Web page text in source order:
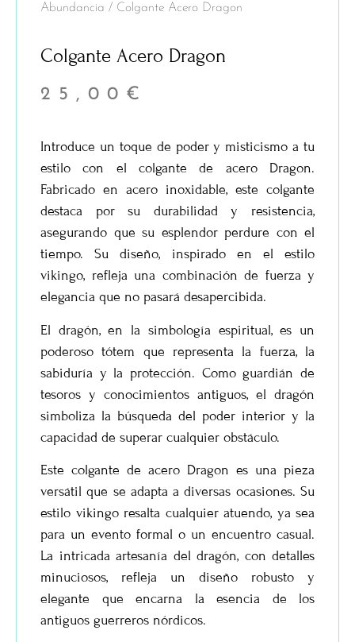
Abundancia / Colgante Acero Dragon
Colgante Acero Dragon
25,00 €
Introduce un toque de poder y misticismo a tu
estilo con el colgante de acero Dragon.
Fabricado en acero inoxidable, este colgante
destaca por su durabilidad y resistencia,
asegurando que su esplendor perdure con el
tiempo. Su diseño, inspirado en el estilo
vikingo, refleja una combinación de fuerza y
elegancia que no pasará desapercibida.
El dragón, en la simbología espiritual, es un
poderoso tótem que representa la fuerza, la
sabiduría y la protección. Como guardián de
tesoros y conocimientos antiguos, el dragón
simboliza la búsqueda del poder interior y la
capacidad de superar cualquier obstáculo.
Este colgante de acero Dragon es una pieza
versátil que se adapta a diversas ocasiones. Su
estilo vikingo resalta cualquier atuendo, ya sea
para un evento formal o un encuentro casual.
La intricada artesanía del dragón, con detalles
minuciosos, refleja un diseño robusto y
elegante que encarna la esencia de los
antiguos guerreros nórdicos.